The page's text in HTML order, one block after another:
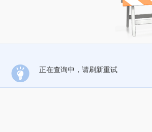
正在查询中，请刷新重试